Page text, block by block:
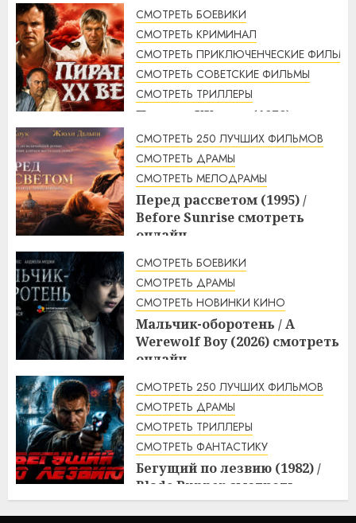
СМОТРЕТЬ ТРИЛЛЕРЫ
Свой среди чужих, чужой
среди своих (1974 г.)
смотреть онлайн
4:33 10.08.2026
СМОТРЕТЬ БОЕВИКИ
СМОТРЕТЬ КРИМИНАЛ
СМОТРЕТЬ ПРИКЛЮЧЕНЧЕСКИЕ ФИЛЬМЫ
СМОТРЕТЬ СОВЕТСКИЕ ФИЛЬМЫ
СМОТРЕТЬ ТРИЛЛЕРЫ
Пираты ХХ века (1979)
смотреть онлайн
3:23 10.08.2026
СМОТРЕТЬ 250 ЛУЧШИХ ФИЛЬМОВ
СМОТРЕТЬ ДРАМЫ
СМОТРЕТЬ МЕЛОДРАМЫ
Перед рассветом (1995) /
Before Sunrise смотреть
онлайн
3:10 10.08.2026
СМОТРЕТЬ БОЕВИКИ
СМОТРЕТЬ ДРАМЫ
СМОТРЕТЬ НОВИНКИ КИНО
Мальчик-оборотень / A
Werewolf Boy (2026) смотреть
онлайн
3:10 10.08.2026
СМОТРЕТЬ 250 ЛУЧШИХ ФИЛЬМОВ
СМОТРЕТЬ ДРАМЫ
СМОТРЕТЬ ТРИЛЛЕРЫ
СМОТРЕТЬ ФАНТАСТИКУ
Бегущий по лезвию (1982) /
Blade Runner смотреть
онлайн